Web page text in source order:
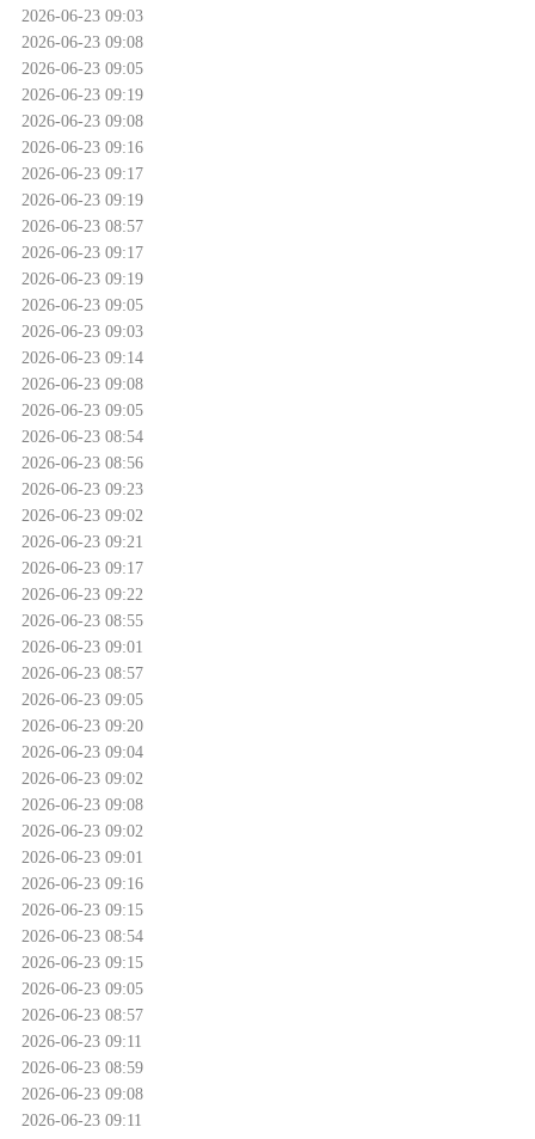
2026-06-23 09:03
2026-06-23 09:08
2026-06-23 09:05
2026-06-23 09:19
2026-06-23 09:08
2026-06-23 09:16
2026-06-23 09:17
2026-06-23 09:19
2026-06-23 08:57
2026-06-23 09:17
2026-06-23 09:19
2026-06-23 09:05
2026-06-23 09:03
2026-06-23 09:14
2026-06-23 09:08
2026-06-23 09:05
2026-06-23 08:54
2026-06-23 08:56
2026-06-23 09:23
2026-06-23 09:02
2026-06-23 09:21
2026-06-23 09:17
2026-06-23 09:22
2026-06-23 08:55
2026-06-23 09:01
2026-06-23 08:57
2026-06-23 09:05
2026-06-23 09:20
2026-06-23 09:04
2026-06-23 09:02
2026-06-23 09:08
2026-06-23 09:02
2026-06-23 09:01
2026-06-23 09:16
2026-06-23 09:15
2026-06-23 08:54
2026-06-23 09:15
2026-06-23 09:05
2026-06-23 08:57
2026-06-23 09:11
2026-06-23 08:59
2026-06-23 09:08
2026-06-23 09:11